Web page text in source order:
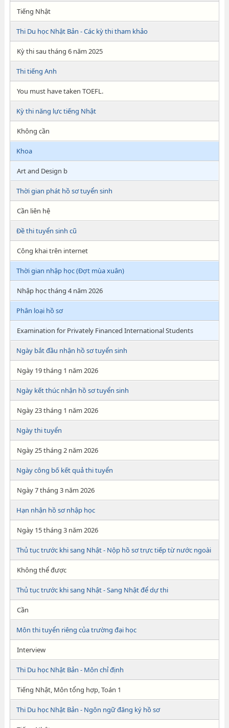
Tiếng Nhật
Thi Du học Nhật Bản - Các kỳ thi tham khảo
Kỳ thi sau tháng 6 năm 2025
Thi tiếng Anh
You must have taken TOEFL.
Kỳ thi năng lực tiếng Nhật
Không cần
Khoa
Art and Design b
Thời gian phát hồ sơ tuyển sinh
Cần liên hệ
Đề thi tuyển sinh cũ
Công khai trên internet
Thời gian nhập học (Đợt mùa xuân)
Nhập học tháng 4 năm 2026
Phân loại hồ sơ
Examination for Privately Financed International Students
Ngày bắt đầu nhận hồ sơ tuyển sinh
Ngày 19 tháng 1 năm 2026
Ngày kết thúc nhận hồ sơ tuyển sinh
Ngày 23 tháng 1 năm 2026
Ngày thi tuyển
Ngày 25 tháng 2 năm 2026
Ngày công bố kết quả thi tuyển
Ngày 7 tháng 3 năm 2026
Hạn nhận hồ sơ nhập học
Ngày 15 tháng 3 năm 2026
Thủ tục trước khi sang Nhật - Nộp hồ sơ trực tiếp từ nước ngoài
Không thể được
Thủ tục trước khi sang Nhật - Sang Nhật để dự thi
Cần
Môn thi tuyển riêng của trường đại học
Interview
Thi Du học Nhật Bản - Môn chỉ định
Tiếng Nhật, Môn tổng hợp, Toán 1
Thi Du học Nhật Bản - Ngôn ngữ đăng ký hồ sơ